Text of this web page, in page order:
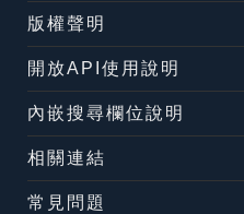
版權聲明
開放API使用說明
內嵌搜尋欄位說明
相關連結
常見問題